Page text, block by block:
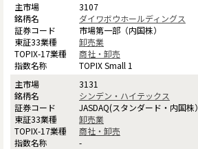
3107
ダイワボウホールディングス
市場第一部（内国株）
卸売業
商社・卸売
TOPIX Small 1
3131
シンデン・ハイテックス
JASDAQ(スタンダード・内国株）
卸売業
商社・卸売
-